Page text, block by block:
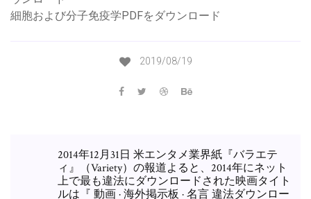
細胞および分子免疫学PDFをダウンロード
2019/08/19
2014年12月31日 米エンタメ業界紙『バラエテ
ィ』（Variety）の報道よると、2014年にネット
上で最も違法にダウンロードされた映画タイト
ルは『 動画 · 海外掲示板 · 名言 違法ダウンロー